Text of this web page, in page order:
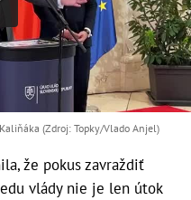
(Zdroj: Topky/Vlado Anjel)
že pokus zavraždiť
vlády nie je len útok